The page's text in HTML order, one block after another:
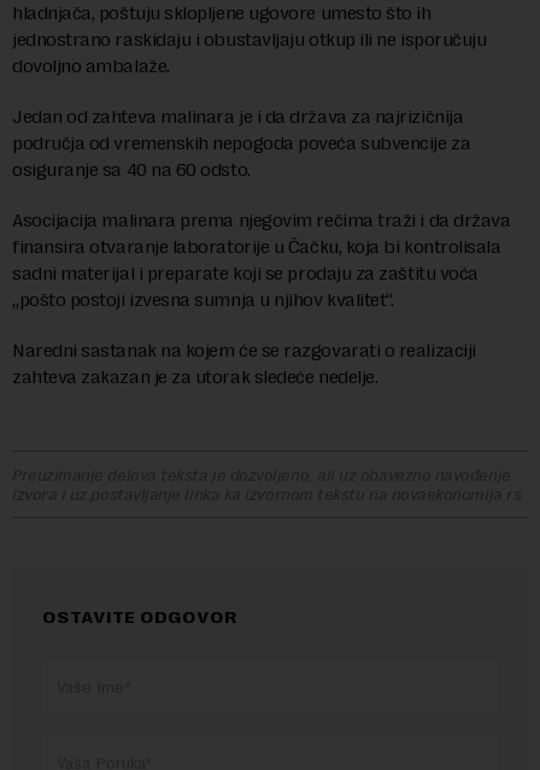
hladnjača, poštuju sklopljene ugovore umesto što ih
jednostrano raskidaju i obustavljaju otkup ili ne isporučuju
dovoljno ambalaže.
Jedan od zahteva malinara je i da država za najrizičnija
područja od vremenskih nepogoda poveća subvencije za
osiguranje sa 40 na 60 odsto.
Asocijacija malinara prema njegovim rečima traži i da država
finansira otvaranje laboratorije u Čačku, koja bi kontrolisala
sadni materijal i preparate koji se prodaju za zaštitu voća
„pošto postoji izvesna sumnja u njihov kvalitet“.
Naredni sastanak na kojem će se razgovarati o realizaciji
zahteva zakazan je za utorak sledeće nedelje.
Preuzimanje delova teksta je dozvoljeno, ali uz obavezno navođenje
izvora i uz postavljanje linka ka izvornom tekstu na novaekonomija.rs
OSTAVITE ODGOVOR